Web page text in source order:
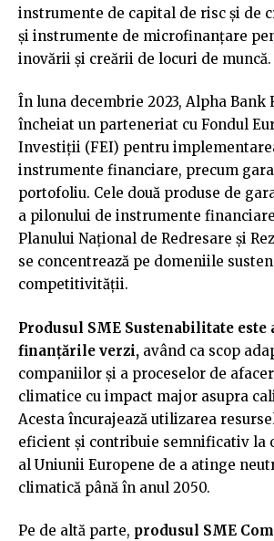
instrumente de capital de risc și de
și instrumente de microfinanțare
inovării și creării de locuri de muncă.
În luna decembrie 2023, Alpha Bank
încheiat un parteneriat cu Fondul
Investiții (FEI) pentru
instrumente financiare, precum
portofoliu. Cele două produse de
a pilonului de instrumente
Planului Național de Redresare și
se concentrează pe domeniile
competitivității.
Produsul SME Sustenabilitate este
finanțările verzi, având ca scop
companiilor și a proceselor de
climatice cu impact major asupra
Acesta încurajează utilizarea
eficient și contribuie semnificativ la
al Uniunii Europene de a atinge
climatică până în anul 2050.
Pe de altă parte, produsul SME